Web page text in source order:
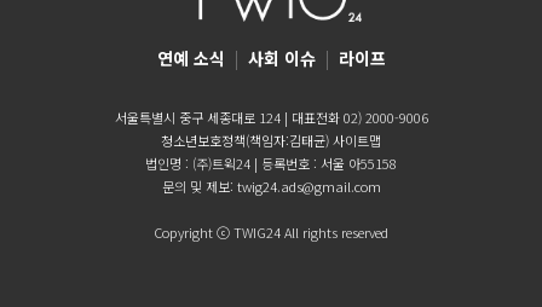
연예 소식 | 사회 이슈 | 라이프
서울특별시 중구 세종대로 124 | 대표전화 02) 2000-9006
청소년보호정책(책임자:김태균)사이트맵
법인명 : (주)트윅24 | 등록번호 : 서울 아55158
문의 및 제보: twig24.ads@gmail.com
Copyright ⓒ TWIG24 All rights reserved